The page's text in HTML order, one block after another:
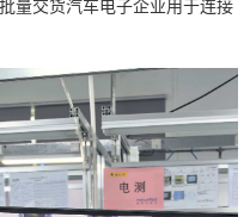
量交货汽车电子企业用于连接